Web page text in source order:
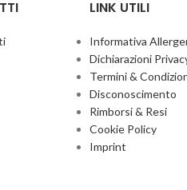
LINK UTILI
Informativa
Dichiarazioni
Termini &
Disconoscimento
Rimborsi & Resi
Cookie Policy
Imprint